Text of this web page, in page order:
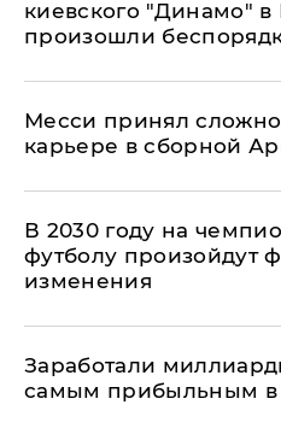
киевского "Динамо"
произошли
Месси принял
карьере в сборной
В 2030 году на
футболу произойдут
изменения
Заработали
самым прибыльным в